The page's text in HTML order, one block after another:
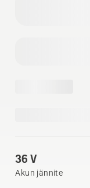
36 V
Akun jännite